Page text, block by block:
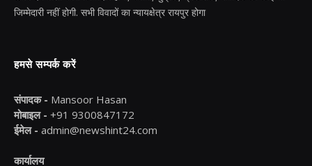
जिम्मेदारी नहीं होगी. सभी विवादों का न्यायक्षेत्र रायपुर होगा
हमसे सम्पर्क करें
संपादक - Mansoor Hasan
मोबाइल - +91 9300847172
ईमेल - admin@newshint24.com
कार्यालय